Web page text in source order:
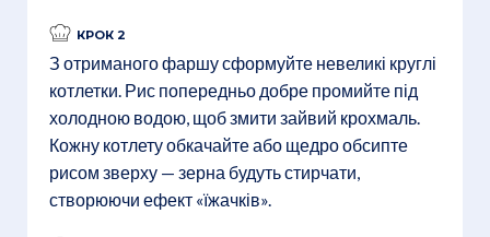
КРОК 2
З отриманого фаршу сформуйте невеликі круглі
котлетки. Рис попередньо добре промийте під
холодною водою, щоб змити зайвий крохмаль.
Кожну котлету обкачайте або щедро обсипте
рисом зверху — зерна будуть стирчати,
створюючи ефект «їжачків».